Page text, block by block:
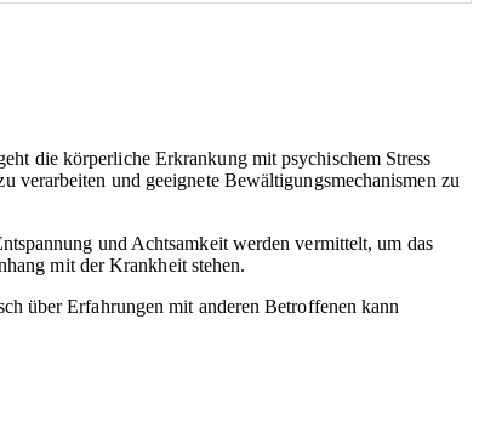
die körperliche Erkrankung mit psychischem Stress
verarbeiten und geeignete Bewältigungsmechanismen zu
und Achtsamkeit werden vermittelt, um das
mit der Krankheit stehen.
über Erfahrungen mit anderen Betroffenen kann